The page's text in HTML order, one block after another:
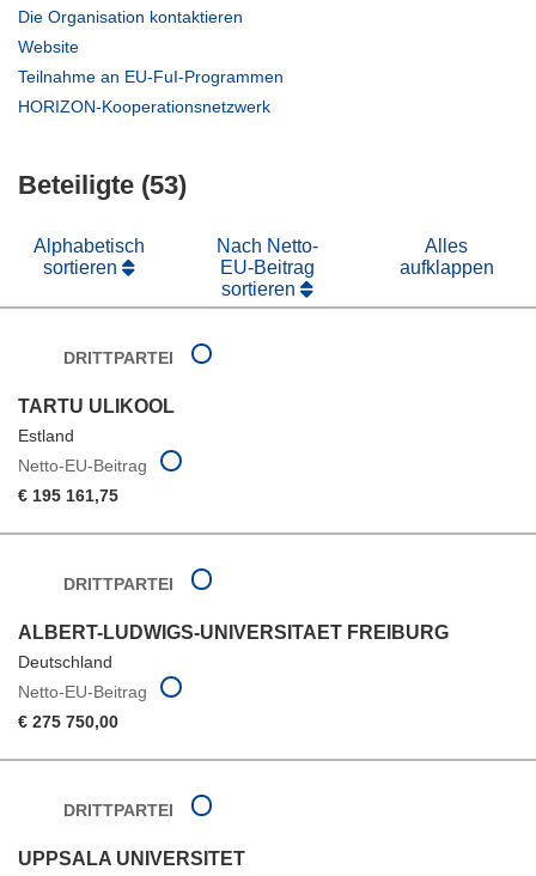
Die Organisation kontaktieren
Website
in
neuem
Fenster)
Teilnahme an EU-FuI-Programmen
HORIZON-Kooperationsnetzwerk
Beteiligte (53)
Alphabetisch
sortieren
Nach Netto-
EU-Beitrag
sortieren
Alles
aufklappen
DRITTPARTEI
TARTU ULIKOOL
Estland
Netto-EU-Beitrag
€ 195 161,75
DRITTPARTEI
ALBERT-LUDWIGS-UNIVERSITAET FREIBURG
Deutschland
Netto-EU-Beitrag
€ 275 750,00
DRITTPARTEI
UPPSALA UNIVERSITET